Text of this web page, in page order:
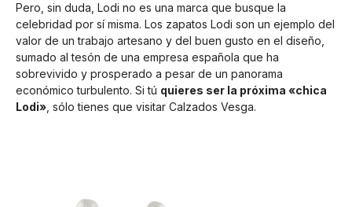
Pero, sin duda, Lodi no es una marca que busque la
celebridad por sí misma. Los zapatos Lodi son un ejemplo del
valor de un trabajo artesano y del buen gusto en el diseño,
sumado al tesón de una empresa española que ha
sobrevivido y prosperado a pesar de un panorama
económico turbulento. Si tú quieres ser la próxima «chica
Lodi» , sólo tienes que visitar Calzados Vesga.